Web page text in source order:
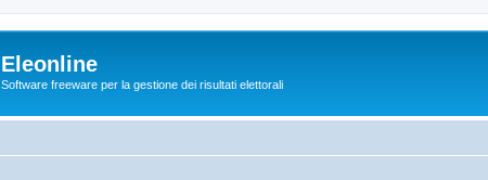
Eleonline
Software freeware per la gestione dei risultati elettorali